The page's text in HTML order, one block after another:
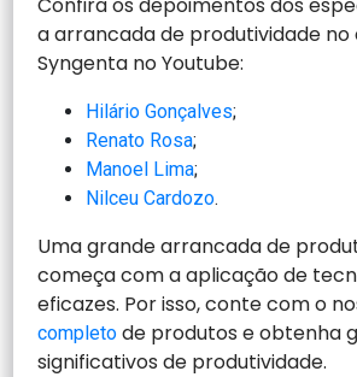
a arrancada de produtividade no
Syngenta no Youtube:
Hilário Gonçalves;
Renato Rosa;
Manoel Lima;
Nilceu Cardozo.
Uma grande arrancada de
começa com a aplicação de
eficazes. Por isso, conte com o
completo de produtos e obtenha
significativos de produtividade.